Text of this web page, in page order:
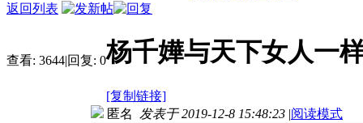
返回列表
查看: 3644|回复: 0杨千嬅与天下女人一
[复制链接]
匿名 发表于 2019-12-8 15:48:23 |阅读模式